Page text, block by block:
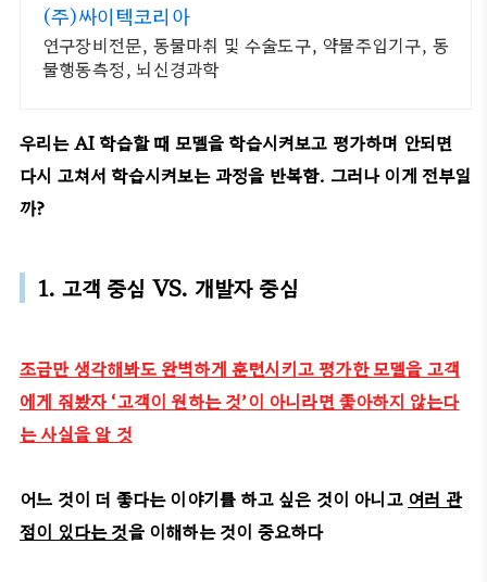
(주)싸이텍코리아
연구장비전문, 동물마취 및 수술도구, 약물주입기구, 동
물행동측정, 뇌신경과학
우리는 AI 학습할 때 모델을 학습시켜보고 평가하며 안되면
다시 고쳐서 학습시켜보는 과정을 반복함. 그러나 이게 전부일
까?
1. 고객 중심 VS. 개발자 중심
조금만 생각해봐도 완벽하게 훈련시키고 평가한 모델을 고객
에게 줘봤자 ‘고객이 원하는 것’이 아니라면 좋아하지 않는다
는 사실을 알 것
어느 것이 더 좋다는 이야기를 하고 싶은 것이 아니고 여러 관
점이 있다는 것을 이해하는 것이 중요하다